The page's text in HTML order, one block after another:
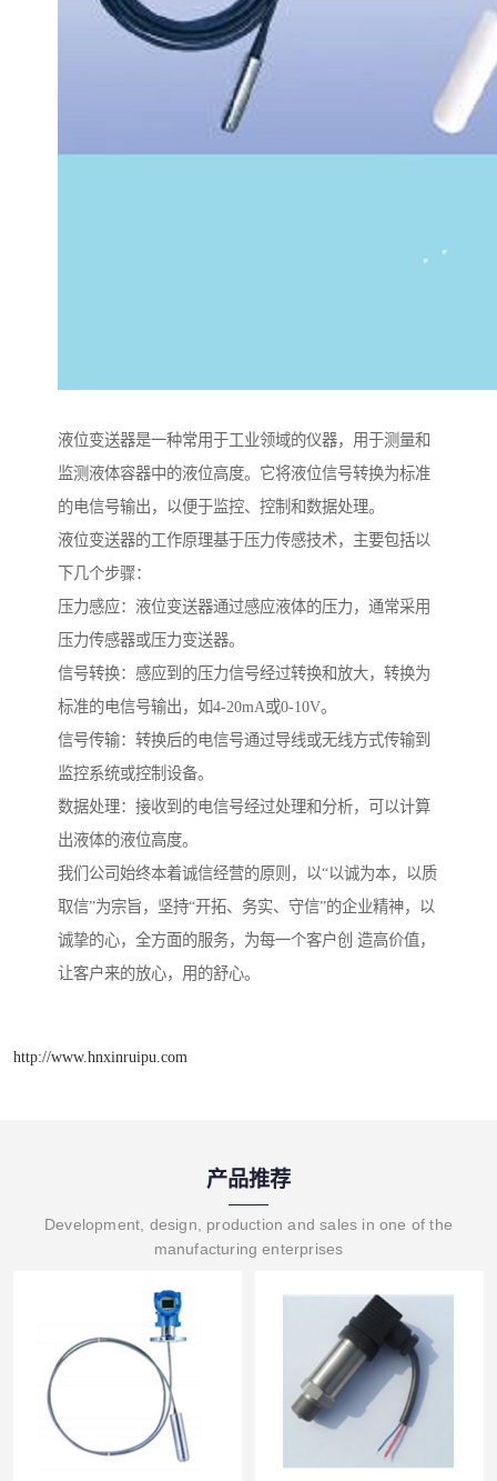
液位变送器是一种常用于工业领域的仪器，用于测量和
监测液体容器中的液位高度。它将液位信号转换为标准
的电信号输出，以便于监控、控制和数据处理。
液位变送器的工作原理基于压力传感技术，主要包括以
下几个步骤：
压力感应：液位变送器通过感应液体的压力，通常采用
压力传感器或压力变送器。
信号转换：感应到的压力信号经过转换和放大，转换为
标准的电信号输出，如4-20mA或0-10V。
信号传输：转换后的电信号通过导线或无线方式传输到
监控系统或控制设备。
数据处理：接收到的电信号经过处理和分析，可以计算
出液体的液位高度。
我们公司始终本着诚信经营的原则，以“以诚为本，以质
取信”为宗旨，坚持“开拓、务实、守信”的企业精神，以
诚挚的心，全方面的服务，为每一个客户创 造高价值，
让客户来的放心，用的舒心。
http://www.hnxinruipu.com
产品推荐
Development, design, production and sales in one of the
manufacturing enterprises